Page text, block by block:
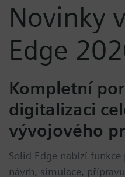
Novinky
Edge
Kompletní
digitalizaci
vývojového
Solid Edge nabízí
návrh, simulace,